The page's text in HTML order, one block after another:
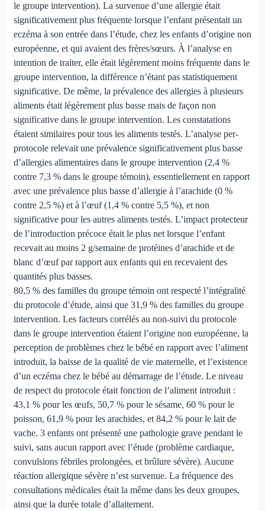
le groupe intervention). La survenue d’une allergie était
significativement plus fréquente lorsque l’enfant présentait un
eczéma à son entrée dans l’étude, chez les enfants d’origine non
européenne, et qui avaient des frères/sœurs. À l’analyse en
intention de traiter, elle était légèrement moins fréquente dans le
groupe intervention, la différence n’étant pas statistiquement
significative. De même, la prévalence des allergies à plusieurs
aliments était légèrement plus basse mais de façon non
significative dans le groupe intervention. Les constatations
étaient similaires pour tous les aliments testés. L’analyse per-
protocole relevait une prévalence significativement plus basse
d’allergies alimentaires dans le groupe intervention (2,4 %
contre 7,3 % dans le groupe témoin), essentiellement en rapport
avec une prévalence plus basse d’allergie à l’arachide (0 %
contre 2,5 %) et à l’œuf (1,4 % contre 5,5 %), et non
significative pour les autres aliments testés. L’impact protecteur
de l’introduction précoce était le plus net lorsque l’enfant
recevait au moins 2 g/semaine de protéines d’arachide et de
blanc d’œuf par rapport aux enfants qui en recevaient des
quantités plus basses.
80,5 % des familles du groupe témoin ont respecté l’intégralité
du protocole d’étude, ainsi que 31,9 % des familles du groupe
intervention. Les facteurs corrélés au non-suivi du protocole
dans le groupe intervention étaient l’origine non européenne, la
perception de problèmes chez le bébé en rapport avec l’aliment
introduit, la baisse de la qualité de vie maternelle, et l’existence
d’un eczéma chez le bébé au démarrage de l’étude. Le niveau
de respect du protocole était fonction de l’aliment introduit :
43,1 % pour les œufs, 50,7 % pour le sésame, 60 % pour le
poisson, 61,9 % pour les arachides, et 84,2 % pour le lait de
vache. 3 enfants ont présenté une pathologie grave pendant le
suivi, sans aucun rapport avec l’étude (problème cardiaque,
convulsions fébriles prolongées, et brûlure sévère). Aucune
réaction allergique sévère n’est survenue. La fréquence des
consultations médicales était la même dans les deux groupes,
ainsi que la durée totale d’allaitement.